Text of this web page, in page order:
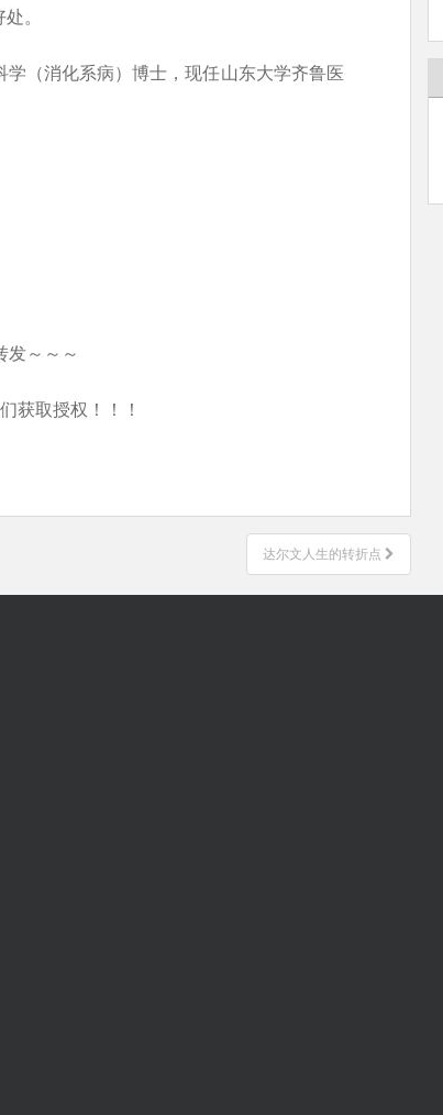
。
（消化系病）博士，现任山东大学齐鲁医
发～～～
获取授权！！！
达尔文人生的转折点